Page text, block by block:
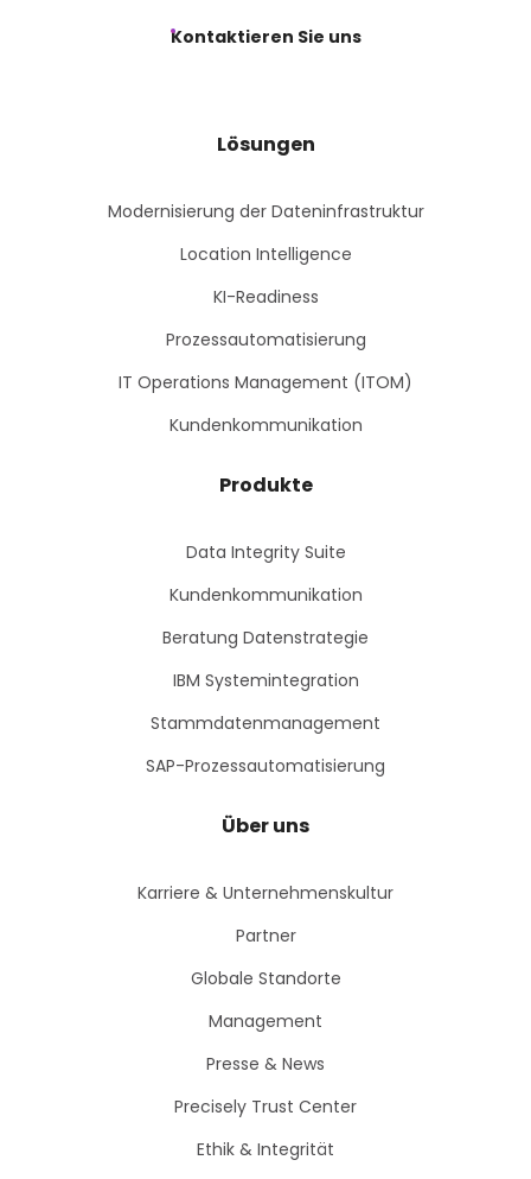
Kontaktieren Sie uns
Lösungen
Modernisierung der Dateninfrastruktur
Location Intelligence
KI-Readiness
Prozessautomatisierung
IT Operations Management (ITOM)
Kundenkommunikation
Produkte
Data Integrity Suite
Kundenkommunikation
Beratung Datenstrategie
IBM Systemintegration
Stammdatenmanagement
SAP-Prozessautomatisierung
Über uns
Karriere & Unternehmenskultur
Partner
Globale Standorte
Management
Presse & News
Precisely Trust Center
Ethik & Integrität